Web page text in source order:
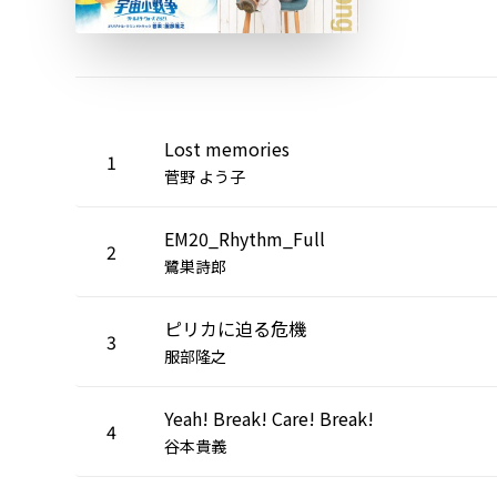
1 Lost memories
菅野 よう子
2 EM20_Rhythm_Full
鷺巣詩郎
3 ピリカに迫る危機
服部隆之
4 Yeah! Break! Care! Break!
谷本貴義